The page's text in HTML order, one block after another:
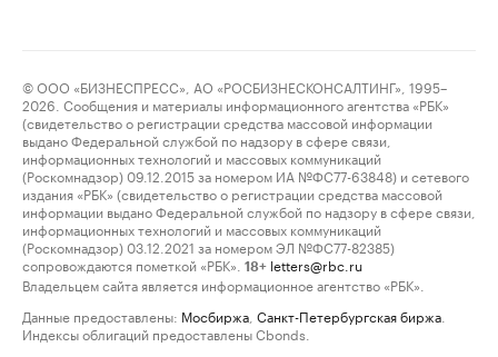
© ООО «БИЗНЕСПРЕСС», АО «РОСБИЗНЕСКОНСАЛТИНГ», 1995–
2026. Сообщения и материалы информационного агентства «РБК»
(свидетельство о регистрации средства массовой информации
выдано Федеральной службой по надзору в сфере связи,
информационных технологий и массовых коммуникаций
(Роскомнадзор) 09.12.2015 за номером ИА №ФС77-63848) и сетевого
издания «РБК» (свидетельство о регистрации средства массовой
информации выдано Федеральной службой по надзору в сфере связи,
информационных технологий и массовых коммуникаций
(Роскомнадзор) 03.12.2021 за номером ЭЛ №ФС77-82385)
сопровождаются пометкой «РБК».
18+ letters@rbc.ru
Владельцем сайта является информационное агентство «РБК».
Данные предоставлены: Мосбиржа Санкт-Петербургская биржа
Индексы облигаций предоставлены Cbonds.